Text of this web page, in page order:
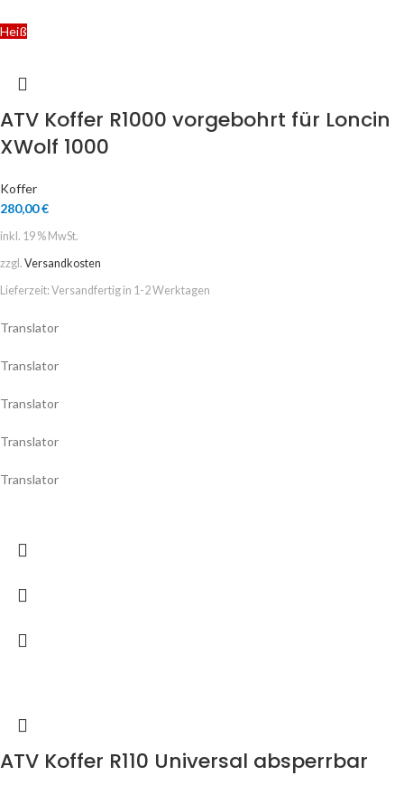
Heiß
ATV Koffer R1000 vorgebohrt für Loncin
XWolf 1000
Koffer
280,00€
inkl. 19 % MwSt.
zzgl. Versandkosten
Lieferzeit: Versandfertig in 1-2 Werktagen
Translator
Translator
Translator
Translator
Translator
ATV Koffer R110 Universal absperrbar